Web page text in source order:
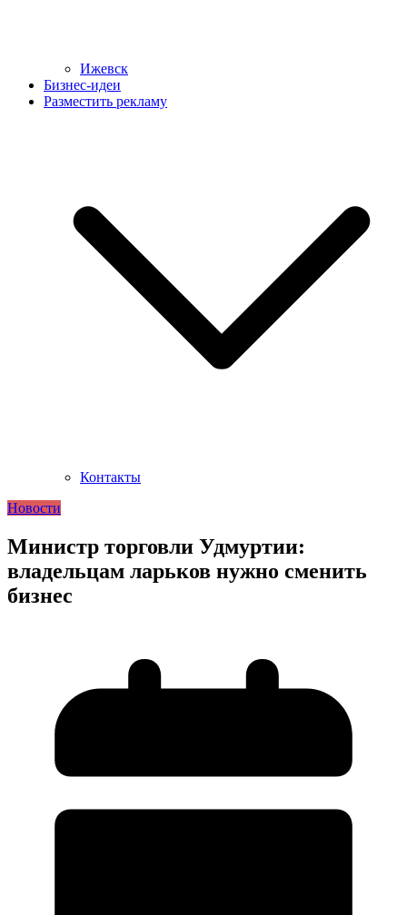
Ижевск
Бизнес-идеи
Разместить рекламу
Контакты
Новости
Министр торговли Удмуртии:
владельцам ларьков нужно сменить
бизнес